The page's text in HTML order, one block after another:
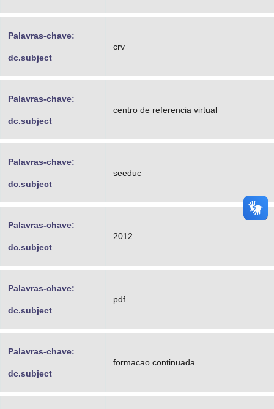
Palavras-chave:
dc.subject
crv
Palavras-chave:
dc.subject
centro de referencia virtual
Palavras-chave:
dc.subject
seeduc
Palavras-chave:
dc.subject
2012
Palavras-chave:
dc.subject
pdf
Palavras-chave:
dc.subject
formacao continuada